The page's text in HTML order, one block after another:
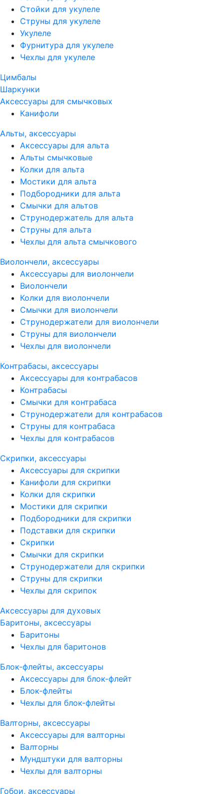
Стойки для укулеле
Струны для укулеле
Укулеле
Фурнитура для укулеле
Чехлы для укулеле
Цимбалы
Шаркунки
Аксессуары для смычковых
Канифоли
Альты, аксессуары
Аксессуары для альта
Альты смычковые
Колки для альта
Мостики для альта
Подбородники для альта
Смычки для альтов
Струнодержатель для альта
Струны для альта
Чехлы для альта смычкового
Виолончели, аксессуары
Аксессуары для виолончели
Виолончели
Колки для виолончели
Смычки для виолончели
Струнодержатели для виолончели
Струны для виолончели
Чехлы для виолончели
Контрабасы, аксессуары
Аксессуары для контрабасов
Контрабасы
Смычки для контрабаса
Струнодержатели для контрабасов
Струны для контрабаса
Чехлы для контрабасов
Скрипки, аксессуары
Аксессуары для скрипки
Канифоли для скрипки
Колки для скрипки
Мостики для скрипки
Подбородники для скрипки
Подставки для скрипки
Скрипки
Смычки для скрипки
Струнодержатели для скрипки
Струны для скрипки
Чехлы для скрипок
Аксессуары для духовых
Баритоны, аксессуары
Баритоны
Чехлы для баритонов
Блок-флейты, аксессуары
Аксессуары для блок-флейт
Блок-флейты
Чехлы для блок-флейты
Валторны, аксессуары
Аксессуары для валторны
Валторны
Мундштуки для валторны
Чехлы для валторны
Гобои, аксессуары